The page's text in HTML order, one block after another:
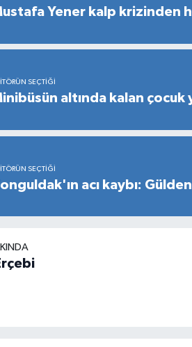
Yener kalp krizinden
SEÇTIĞI
altında kalan çocuk
SEÇTIĞI
acı kaybı: